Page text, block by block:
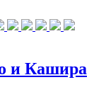
и Кашира